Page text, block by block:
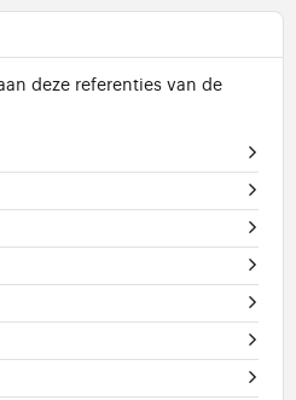
deze referenties van de